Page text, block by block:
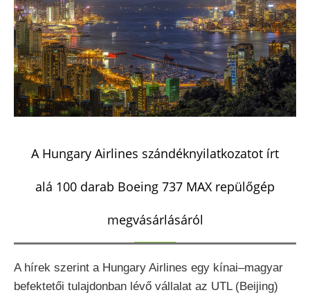
A Hungary Airlines szándéknyilatkozatot írt
alá 100 darab Boeing 737 MAX repülőgép
megvásárlásáról
A hírek szerint a Hungary Airlines egy kínai–magyar
befektetői tulajdonban lévő vállalat az UTL (Beijing)